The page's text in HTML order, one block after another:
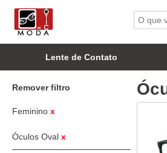
Lente de Contato
Remover filtro
Feminino x
Óculos Oval x